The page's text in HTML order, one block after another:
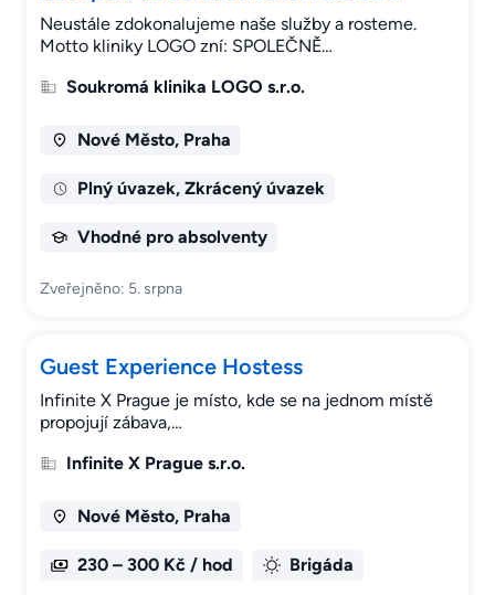
Neustále zdokonalujeme naše služby a rosteme.
Motto kliniky LOGO zní: SPOLEČNĚ…
Soukromá klinika LOGO s.r.o.
Nové Město, Praha
Plný úvazek, Zkrácený úvazek
Vhodné pro absolventy
Zveřejněno: 5. srpna
Guest Experience Hostess
Infinite X Prague je místo, kde se na jednom místě
propojují zábava,…
Infinite X Prague s.r.o.
Nové Město, Praha
230 – 300 Kč / hod Brigáda